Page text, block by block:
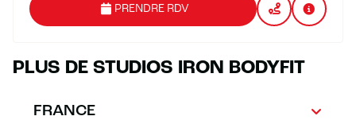
PRENDRE RDV
PLUS DE STUDIOS IRON BODYFIT
FRANCE